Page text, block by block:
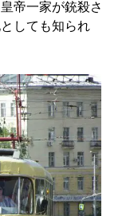
帝一家が銃殺さ
しても知られ